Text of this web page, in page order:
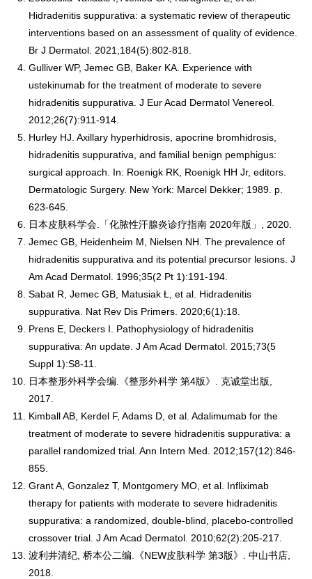
Hidradenitis suppurativa: a systematic review of therapeutic
interventions based on an assessment of quality of evidence.
Br J Dermatol. 2021;184(5):802-818.
Gulliver WP, Jemec GB, Baker KA. Experience with
ustekinumab for the treatment of moderate to severe
hidradenitis suppurativa. J Eur Acad Dermatol Venereol.
2012;26(7):911-914.
Hurley HJ. Axillary hyperhidrosis, apocrine bromhidrosis,
hidradenitis suppurativa, and familial benign pemphigus:
surgical approach. In: Roenigk RK, Roenigk HH Jr, editors.
Dermatologic Surgery. New York: Marcel Dekker; 1989. p.
623-645.
日本皮肤科学会.「化脓性汗腺炎诊疗指南 2020年版」, 2020.
Jemec GB, Heidenheim M, Nielsen NH. The prevalence of
hidradenitis suppurativa and its potential precursor lesions. J
Am Acad Dermatol. 1996;35(2 Pt 1):191-194.
Sabat R, Jemec GB, Matusiak Ł, et al. Hidradenitis
suppurativa. Nat Rev Dis Primers. 2020;6(1):18.
Prens E, Deckers I. Pathophysiology of hidradenitis
suppurativa: An update. J Am Acad Dermatol. 2015;73(5
Suppl 1):S8-11.
日本整形外科学会编.《整形外科学 第4版》. 克诚堂出版,
2017.
Kimball AB, Kerdel F, Adams D, et al. Adalimumab for the
treatment of moderate to severe hidradenitis suppurativa: a
parallel randomized trial. Ann Intern Med. 2012;157(12):846-
855.
Grant A, Gonzalez T, Montgomery MO, et al. Infliximab
therapy for patients with moderate to severe hidradenitis
suppurativa: a randomized, double-blind, placebo-controlled
crossover trial. J Am Acad Dermatol. 2010;62(2):205-217.
波利井清纪, 桥本公二编.《NEW皮肤科学 第3版》. 中山书店,
2018.